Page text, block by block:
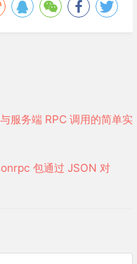
服务端 RPC 调用的简单实
包通过 JSON 对